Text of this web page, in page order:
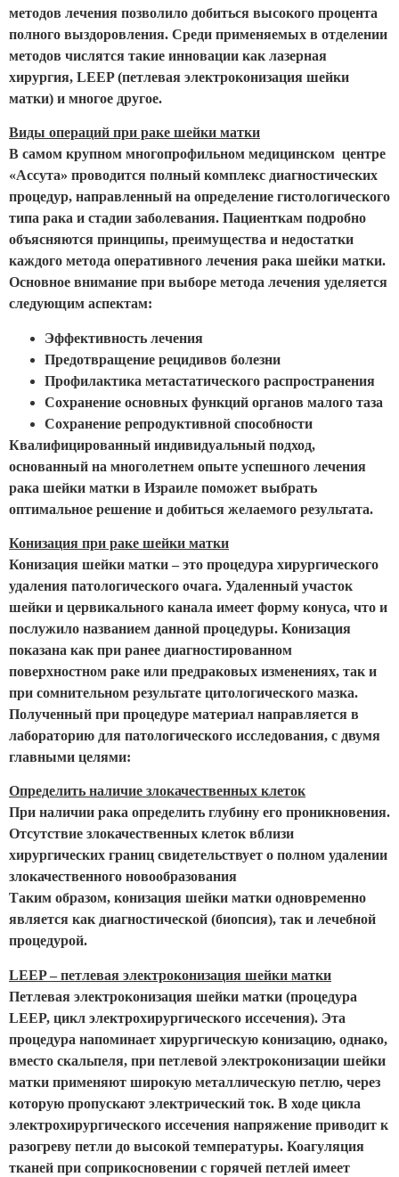
методов лечения позволило добиться высокого процента
полного выздоровления. Среди применяемых в отделении
методов числятся такие инновации как лазерная
хирургия, LEEP (петлевая электроконизация шейки
матки) и многое другое.
Виды операций при раке шейки матки
В самом крупном многопрофильном медицинском центре
«Ассута» проводится полный комплекс диагностических
процедур, направленный на определение гистологического
типа рака и стадии заболевания. Пациенткам подробно
объясняются принципы, преимущества и недостатки
каждого метода оперативного лечения рака шейки матки.
Основное внимание при выборе метода лечения уделяется
следующим аспектам:
Эффективность лечения
Предотвращение рецидивов болезни
Профилактика метастатического распространения
Сохранение основных функций органов малого таза
Сохранение репродуктивной способности
Квалифицированный индивидуальный подход,
основанный на многолетнем опыте успешного лечения
рака шейки матки в Израиле поможет выбрать
оптимальное решение и добиться желаемого результата.
Конизация при раке шейки матки
Конизация шейки матки – это процедура хирургического
удаления патологического очага. Удаленный участок
шейки и цервикального канала имеет форму конуса, что и
послужило названием данной процедуры. Конизация
показана как при ранее диагностированном
поверхностном раке или предраковых изменениях, так и
при сомнительном результате цитологического мазка.
Полученный при процедуре материал направляется в
лабораторию для патологического исследования, с двумя
главными целями:
Определить наличие злокачественных клеток
При наличии рака определить глубину его проникновения.
Отсутствие злокачественных клеток вблизи
хирургических границ свидетельствует о полном удалении
злокачественного новообразования
Таким образом, конизация шейки матки одновременно
является как диагностической (биопсия), так и лечебной
процедурой.
LEEP – петлевая электроконизация шейки матки
Петлевая электроконизация шейки матки (процедура
LEEP, цикл электрохирургического иссечения). Эта
процедура напоминает хирургическую конизацию, однако,
вместо скальпеля, при петлевой электроконизации шейки
матки применяют широкую металлическую петлю, через
которую пропускают электрический ток. В ходе цикла
электрохирургического иссечения напряжение приводит к
разогреву петли до высокой температуры. Коагуляция
тканей при соприкосновении с горячей петлей имеет